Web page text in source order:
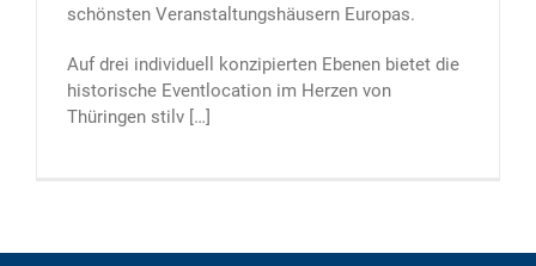
schönsten Veranstaltungshäusern Europas.
Auf drei individuell konzipierten Ebenen bietet die
historische Eventlocation im Herzen von
Thüringen stilv […]